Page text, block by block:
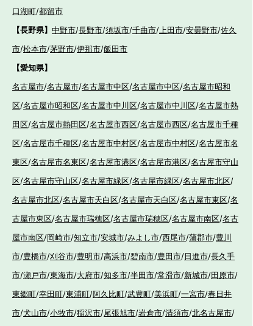
口湖町/都留市
【長野県】 中野市/長野市/須坂市/千曲市/上田市/安曇野市/佐久
市/松本市/茅野市/伊那市/飯田市
【愛知県】
名古屋市/名古屋市/名古屋市中区/名古屋市中区/名古屋市昭和
区/名古屋市昭和区/名古屋市中川区/名古屋市中川区/名古屋市熱
田区/名古屋市熱田区/名古屋市西区/名古屋市西区/名古屋市千種
区/名古屋市千種区/名古屋市中村区/名古屋市中村区/名古屋市名
東区/名古屋市名東区/名古屋市港区/名古屋市港区/名古屋市守山
区/名古屋市守山区/名古屋市緑区/名古屋市緑区/名古屋市北区/
名古屋市北区/名古屋市天白区/名古屋市天白区/名古屋市東区/名
古屋市東区/名古屋市瑞穂区/名古屋市瑞穂区/名古屋市南区/名古
屋市南区/岡崎市/知立市/安城市/みよし市/西尾市/蒲郡市/豊川
市/豊橋市/刈谷市/豊明市/高浜市/碧南市/豊田市/日進市/長久手
市/瀬戸市/東海市/大府市/知多市/半田市/常滑市/新城市/田原市/
東郷町/幸田町/東浦町/阿久比町/武豊町/美浜町/一宮市/春日井
市/犬山市/小牧市/稲沢市/尾張旭市/岩倉市/清須市/北名古屋市/